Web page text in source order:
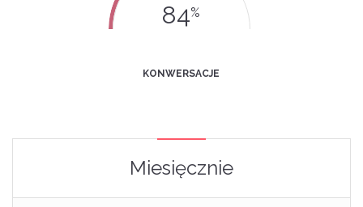
84%
KONWERSACJE
Miesięcznie